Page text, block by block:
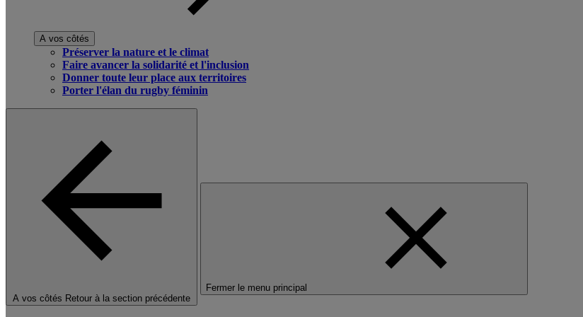
A vos côtés
Préserver la nature et le climat
Faire avancer la solidarité et l'inclusion
Donner toute leur place aux territoires
Porter l'élan du rugby féminin
A vos côtés Retour à la section précédente
Fermer le menu principal